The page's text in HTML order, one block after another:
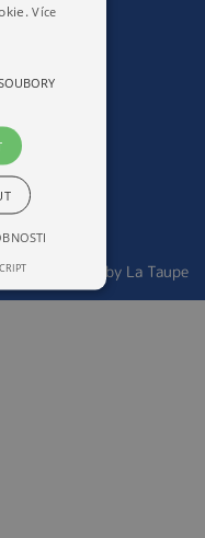
267
2026 Design by La Taupe
Více